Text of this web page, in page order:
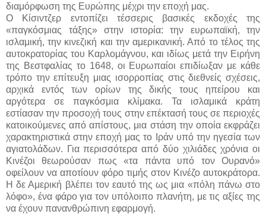
διαμόρφωση της Ευρώπης μέχρι την εποχή μας.
Ο Κίσιντζερ εντοπίζει τέσσερις βασικές εκδοχές της
«παγκόσμιας τάξης» στην ιστορία: την ευρωπαϊκή, την
ισλαμική, την κινεζική και την αμερικανική. Από το τέλος της
αυτοκρατορίας του Καρλομάγνου, και ιδίως μετά την Ειρήνη
της Βεστφαλίας το 1648, οι Ευρωπαίοι επιδίωξαν με κάθε
τρόπο την επίτευξη μιας ισορροπίας στις διεθνείς σχέσεις,
αρχικά εντός των ορίων της δικής τους ηπείρου και
αργότερα σε παγκόσμια κλίμακα. Τα ισλαμικά κράτη
εστίασαν την προσοχή τους στην επέκτασή τους σε περιοχές
κατοικούμενες από απίστους, μια στάση την οποία εκφράζει
χαρακτηριστικά στην εποχή μας το Ιράν υπό την ηγεσία των
αγιατολάδων. Για περισσότερα από δύο χιλιάδες χρόνια οι
Κινέζοι θεωρούσαν πως «τα πάντα υπό τον Ουρανό»
οφείλουν να αποτίουν φόρο τιμής στον Κινέζο αυτοκράτορα.
Η δε Αμερική βλέπει τον εαυτό της ως μια «πόλη πάνω στο
λόφο», ένα φάρο για τον υπόλοιπο πλανήτη, με τις αξίες της
να έχουν πανανθρώπινη εφαρμογή.